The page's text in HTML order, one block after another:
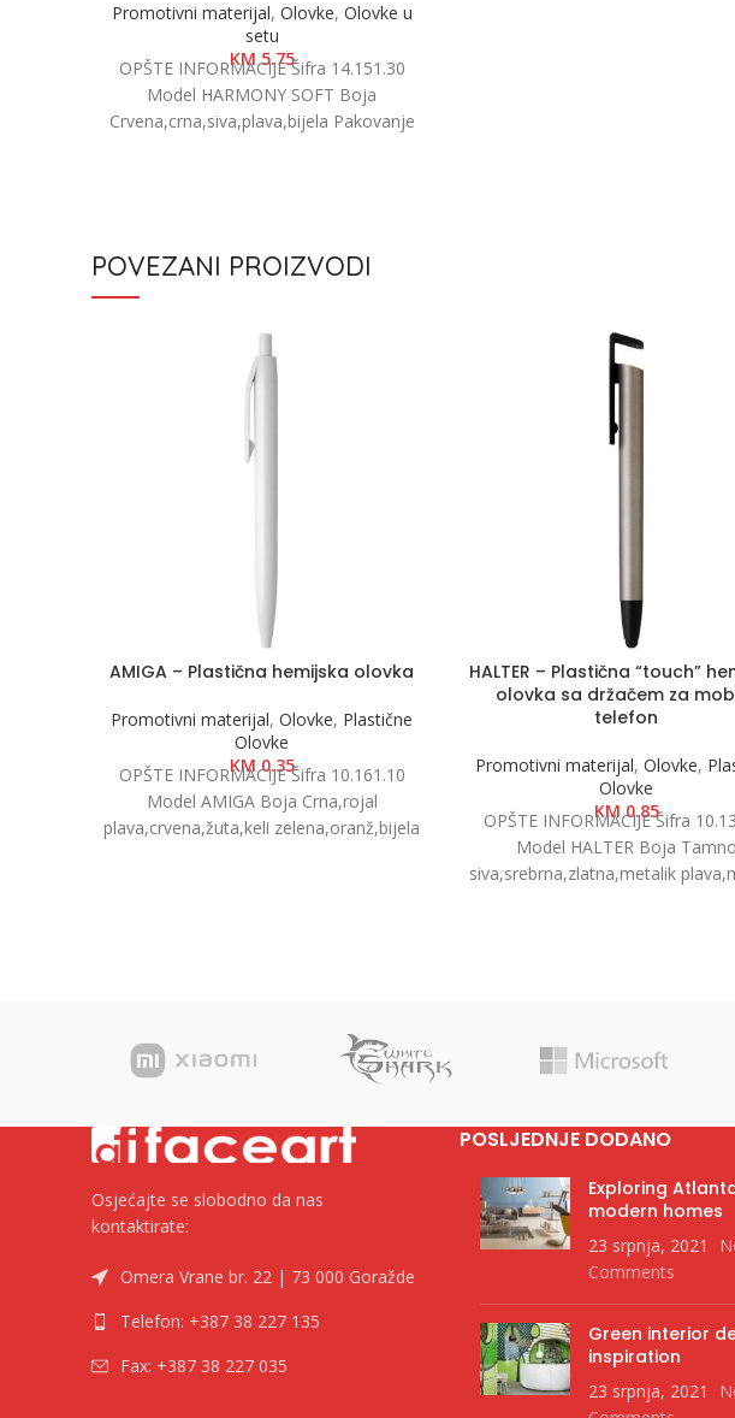
Promotivni materijal, Olovke, Olovke u
setu
KM5.75
OPŠTE INFORMACIJE Šifra 14.151.30
Model HARMONY SOFT Boja
Crvena,crna,siva,plava,bijela Pakovanje
POVEZANI PROIZVODI
AMIGA – Plastična hemijska olovka
Promotivni materijal, Olovke, Plastične
Olovke
KM0.35
OPŠTE INFORMACIJE Šifra 10.161.10
Model AMIGA Boja Crna,rojal
plava,crvena,žuta,keli zelena,oranž,bijela
HALTER – Plastična “touch”
olovka sa držačem za
telefon
Promotivni materijal, Olovke,
Olovke
KM0.85
OPŠTE INFORMACIJE Šifra
Model HALTER Boja Tamno
siva,srebrna,zlatna,metalik
Osjećajte se slobodno da nas
kontaktirate:
Omera Vrane br. 22 | 73 000 Goražde
Telefon: +387 38 227 135
Fax: +387 38 227 035
POSLJEDNJE DODANO
Exploring
modern homes
23 srpnja, 2021
Comments
Green interior
inspiration
23 srpnja, 2021